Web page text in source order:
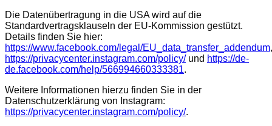
Die Datenübertragung in die USA wird auf die
Standardvertragsklauseln der EU-Kommission gestützt.
Details finden Sie hier:
https://www.facebook.com/legal/EU_data_transfer_addendum,
https://privacycenter.instagram.com/policy/ und https://de-
de.facebook.com/help/566994660333381.
Weitere Informationen hierzu finden Sie in der
Datenschutzerklärung von Instagram:
https://privacycenter.instagram.com/policy/.